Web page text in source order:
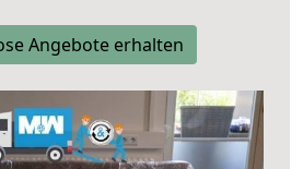
Angebote erhalten